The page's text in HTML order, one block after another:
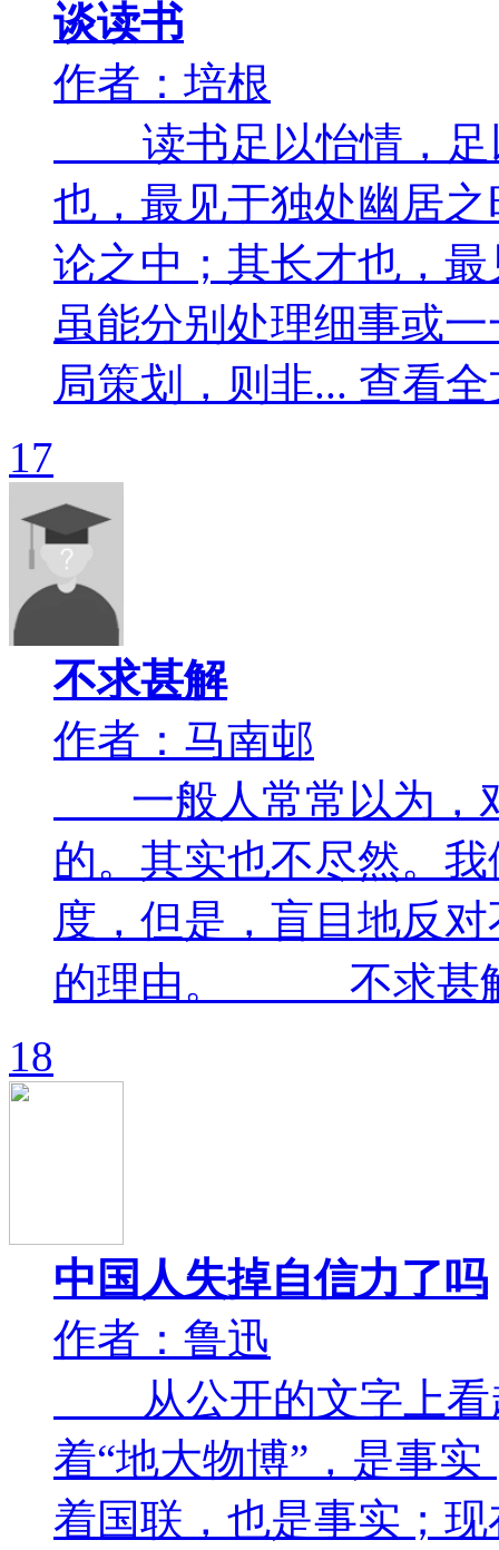
谈读书
作者：培根
读书足以怡情，足
也，最见于独处幽居
论之中；其长才也，
虽能分别处理细事或
局策划，则非... 查看
17
不求甚解
作者：马南邨
一般人常常以为，
的。其实也不尽然。
度，但是，盲目地反
的理由。 不求甚解
18
中国人失掉自信力了吗
作者：鲁迅
从公开的文字上看
着“地大物博”，是事
着国联，也是事实；